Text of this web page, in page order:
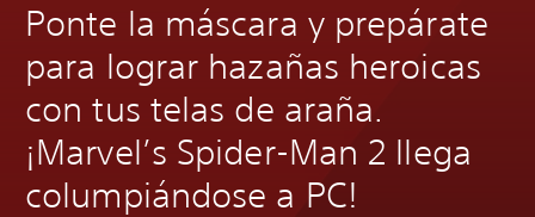
Ponte la máscara y prepárate
para lograr hazañas heroicas
con tus telas de araña.
¡Marvel’s Spider-Man 2 llega
columpiándose a PC!